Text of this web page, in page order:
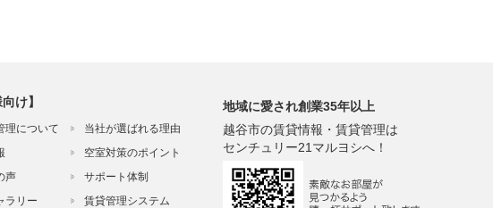
け】
理について
声
ラリー
当社が選ばれる理由
空室対策のポイント
サポート体制
賃貸管理システム
地域に愛され創業35年以上
越谷市の賃貸情報・賃貸管理は
センチュリー21マルヨシへ！